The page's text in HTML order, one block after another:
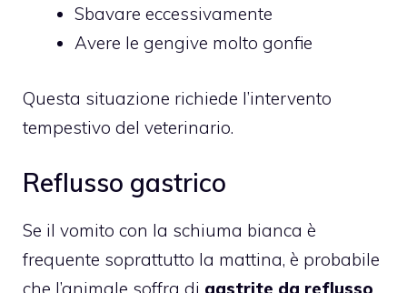
Sbavare eccessivamente
Avere le gengive molto gonfie
Questa situazione richiede l’intervento
tempestivo del veterinario.
Reflusso gastrico
Se il vomito con la schiuma bianca è
frequente soprattutto la mattina, è probabile
che l’animale soffra di gastrite da reflusso